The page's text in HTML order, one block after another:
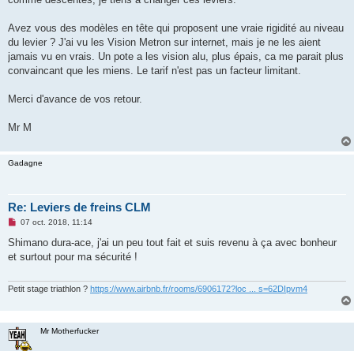
Avez vous des modèles en tête qui proposent une vraie rigidité au niveau
du levier ? J'ai vu les Vision Metron sur internet, mais je ne les aient
jamais vu en vrais. Un pote a les vision alu, plus épais, ca me parait plus
convaincant que les miens. Le tarif n'est pas un facteur limitant.
Merci d'avance de vos retour.
Mr M
Gadagne
Re: Leviers de freins CLM
M
s
a
n
u
07 oct. 2018, 11:14
Shimano dura-ace, j'ai un peu tout fait et suis revenu à ça avec bonheur
et surtout pour ma sécurité !
Petit stage triathlon ? https://www.airbnb.fr/rooms/6906172?loc ... s=62DIpvm4
Mr Motherfucker